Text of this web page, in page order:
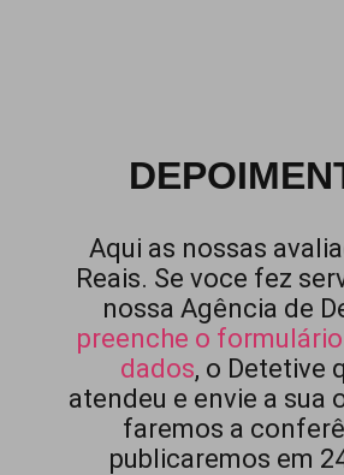
Aqui as nossas
Reais. Se voce fez
nossa Agência de
preenche o
dados, o Detetive
atendeu e envie a sua
faremos a
publicaremos em